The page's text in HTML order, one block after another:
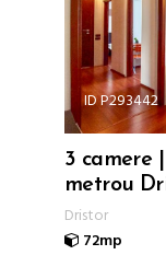
ID P293442
3 camere
metrou
Dristor
72mp